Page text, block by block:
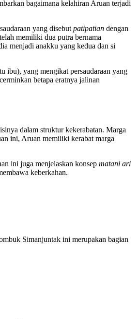
bagaimana kelahiran Aruan terjadi
yang disebut patipatian dengan
memiliki dua putra bernama
menjadi anakku yang kedua dan si
ibu), yang mengikat persaudaraan yang
betapa eratnya jalinan
dalam struktur kekerabatan. Marga
ini, Aruan memiliki kerabat marga
ini juga menjelaskan konsep matani ari
keberkahan.
Simanjuntak ini merupakan bagian